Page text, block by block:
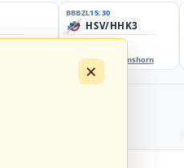
BBBZL15:30
HSV/HHK3
EBE-Ballpark, Elmshorn
×